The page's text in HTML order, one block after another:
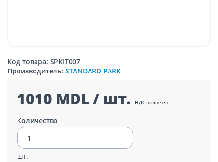
Код товара: SPKIT007
Производитель: STANDARD PARK
1010 MDL / шт. НДС включен
Количество
шт.